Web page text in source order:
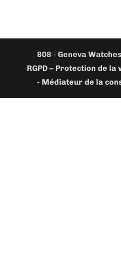
808 -Geneva
RGPD – Protection de
- Médiateur de la